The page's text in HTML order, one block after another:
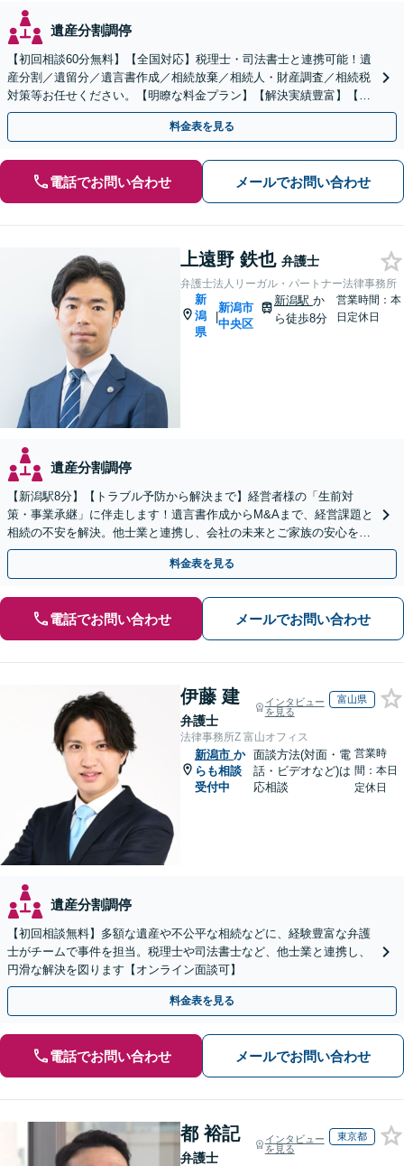
遺産分割調停
【初回相談60分無料】【全国対応】税理士・司法書士と連携可能！遺
産分割／遺留分／遺言書作成／相続放棄／相続人・財産調査／相続税
対策等お任せください。【明瞭な料金プラン】【解決実績豊富】【電
話相談可】
料金表を見る
電話でお問い合わせ メールでお問い合わせ
上遠野 鉄也 弁護士
弁護士法人リーガル・パートナー法律事務所
新
潟
県
|
新潟市
中央区
新潟駅 か
ら徒歩8分
営業時間：本
日定休日
遺産分割調停
【新潟駅8分】【トラブル予防から解決まで】経営者様の「生前対
策・事業承継」に伴走します！遺言書作成からM&Aまで、経営課題と
相続の不安を解決。他士業と連携し、会社の未来とご家族の安心を守
る身近なパートナーです。【顧問先80社以上の実績】
料金表を見る
電話でお問い合わせ メールでお問い合わせ
伊藤 建
弁護士
インタビュー
を見る
富山県
法律事務所Z 富山オフィス
新潟市 か
らも相談
受付中
面談方法(対面・電
話・ビデオなど)は
応相談
営業時
間：本日
定休日
遺産分割調停
【初回相談無料】多額な遺産や不公平な相続などに、経験豊富な弁護
士がチームで事件を担当。税理士や司法書士など、他士業と連携し、
円滑な解決を図ります【オンライン面談可】
料金表を見る
電話でお問い合わせ メールでお問い合わせ
都 裕記
弁護士
インタビュー
を見る
東京都